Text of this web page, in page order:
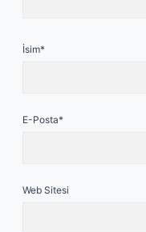
İsim*
E-Posta*
Web Sitesi